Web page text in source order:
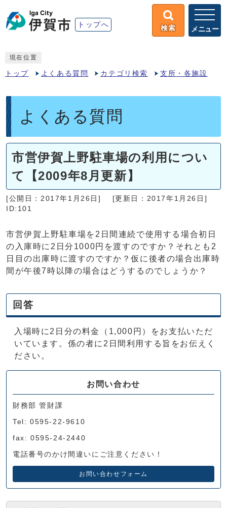
トップへ 検索 メニュー
現在位置
トップ よくある質問 カテゴリ検索 支所・各施設
よくある質問
市営伊賀上野駐車場の利用につい
て【2009年8月更新】
[公開日：2017年1月26日]
[更新日：2017年1月26日]
ID:101
市営伊賀上野駐車場を2日間連続で使用する場合初日
の入庫時に2日分1000円を渡すのですか？それとも2
日目の出庫時に渡すのですか？仮に後者の場合出庫時
間が午後7時以降の場合はどうするのでしょうか？
回答
入場時に2日分の料金（1,000円）をお支払いただ
いています。係の者に2日間利用する旨をお伝えく
ださい。
お問い合わせ
財務部 管財課
Tel: 0595-22-9610
fax: 0595-24-2440
電話番号のかけ間違いにご注意ください！
お問い合わせフォーム